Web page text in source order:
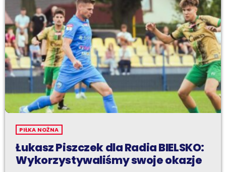
PIŁKA NOŻNA
Łukasz Piszczek dla Radia BIELSKO:
Wykorzystywaliśmy swoje okazje